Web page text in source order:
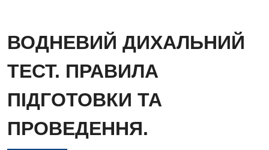
ВОДНЕВИЙ ДИХАЛЬНИЙ
ТЕСТ. ПРАВИЛА
ПІДГОТОВКИ ТА
ПРОВЕДЕННЯ.